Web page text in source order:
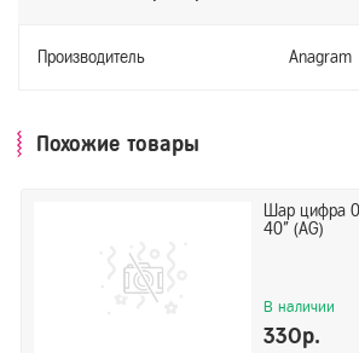
Производитель Anagram
Похожие товары
Шар цифра
40" (AG)
В наличии
330р.